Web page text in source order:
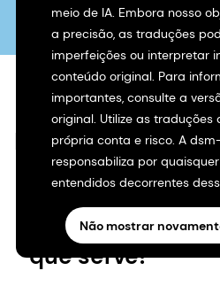
Bovaer® FR
Baixar
meio de IA. Embora nosso
a precisão, as traduções
imperfeições ou interpretar
conteúdo original. Para
importantes, consulte a
original. Utilize as traduções
própria conta e risco. A
responsabiliza por
entendidos decorrentes
Não mostrar